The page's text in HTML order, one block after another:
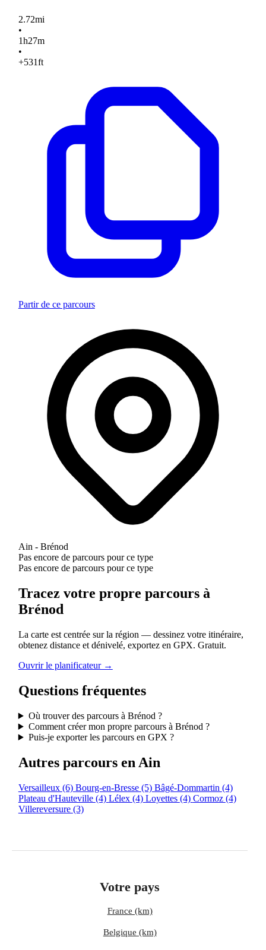
2.72mi
•
1h27m
•
+531ft
Partir de ce parcours
Ain - Brénod
Pas encore de parcours pour ce type
Pas encore de parcours pour ce type
Tracez votre propre parcours à
Brénod
La carte est centrée sur la région — dessinez votre itinéraire,
obtenez distance et dénivelé, exportez en GPX. Gratuit.
Ouvrir le planificateur →
Questions fréquentes
Où trouver des parcours à Brénod ?
Comment créer mon propre parcours à Brénod ?
Puis-je exporter les parcours en GPX ?
Autres parcours en Ain
Versailleux (6) Bourg-en-Bresse (5) Bâgé-Dommartin (4)
Plateau d'Hauteville (4) Lélex (4) Loyettes (4) Cormoz (4)
Villereversure (3)
Votre pays
France (km)
Belgique (km)